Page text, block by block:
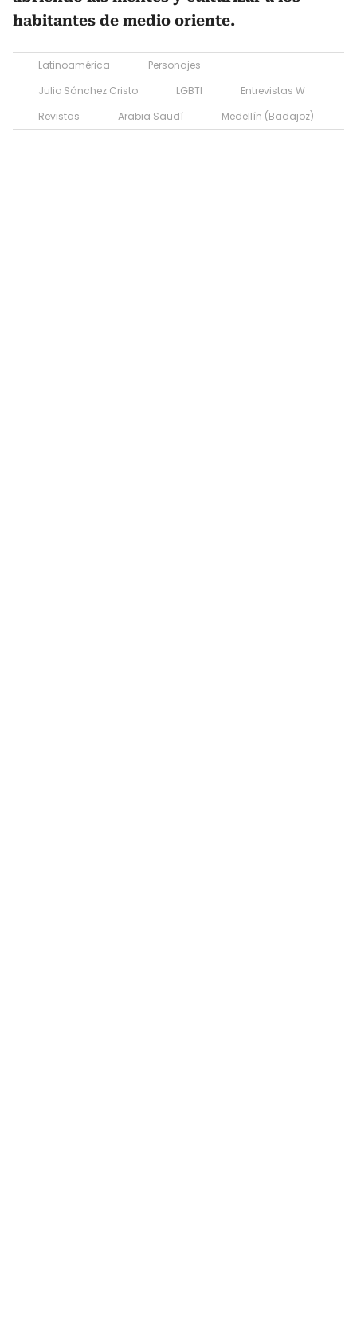
habitantes de medio oriente.
Latinoamérica
Personajes
Julio Sánchez Cristo
LGBTI
Entrevistas W
Revistas
Arabia Saudí Medellín (Badajoz)